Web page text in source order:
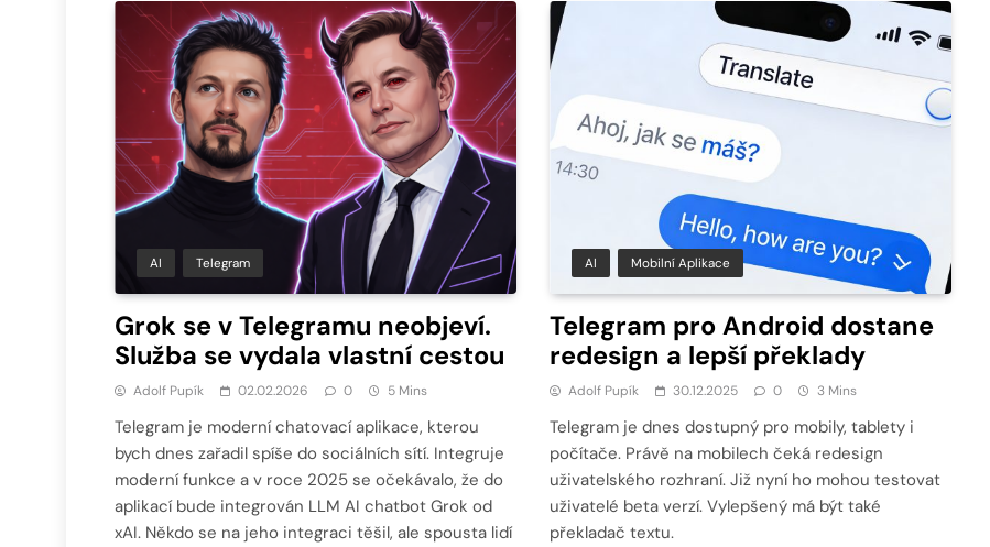
AI Telegram
Grok se v Telegramu neobjeví.
Služba se vydala vlastní cestou
Adolf Pupík 02.02.2026 0 5 Mins
Telegram je moderní chatovací aplikace, kterou
bych dnes zařadil spíše do sociálních sítí. Integruje
moderní funkce a v roce 2025 se očekávalo, že do
aplikací bude integrován LLM AI chatbot Grok od
xAI. Někdo se na jeho integraci těšil, ale spousta lidí
AI Mobilní Aplikace
Telegram pro Android dostane
redesign a lepší překlady
Adolf Pupík 30.12.2025 0 3 Mins
Telegram je dnes dostupný pro mobily, tablety i
počítače. Právě na mobilech čeká redesign
uživatelského rozhraní. Již nyní ho mohou testovat
uživatelé beta verzí. Vylepšený má být také
překladač textu.